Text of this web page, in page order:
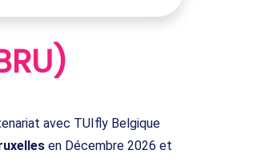
avec TUIfly Belgique
en Décembre 2026 et